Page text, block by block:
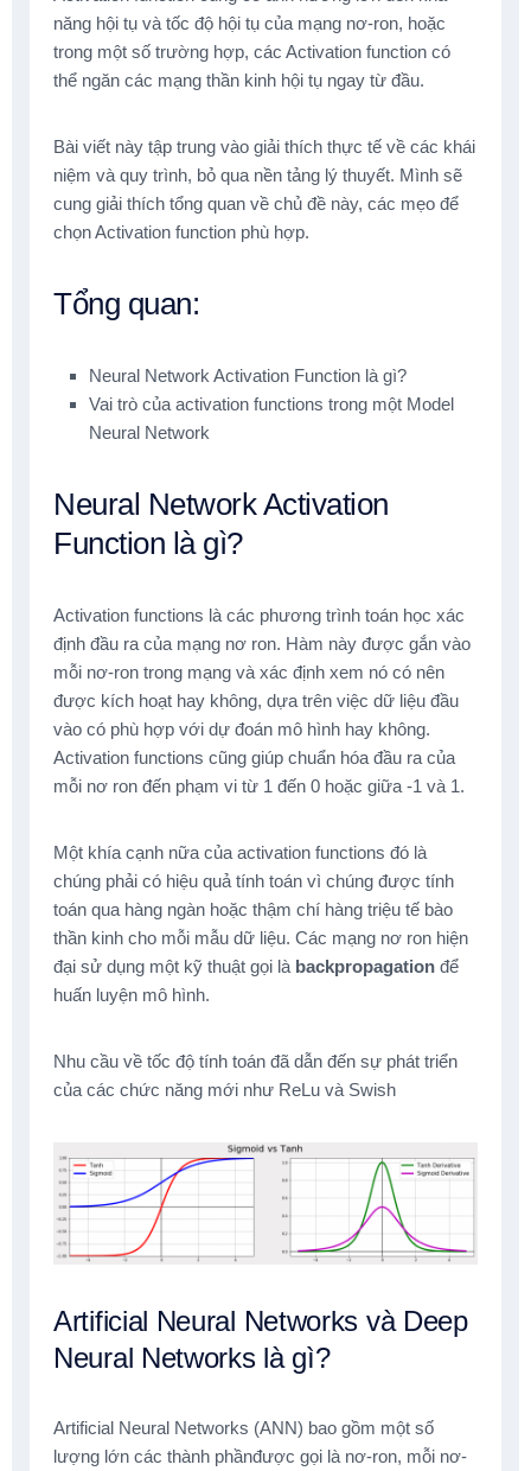
năng hội tụ và tốc độ hội tụ của mạng nơ-ron, hoặc
trong một số trường hợp, các Activation function có
thể ngăn các mạng thần kinh hội tụ ngay từ đầu.
Bài viết này tập trung vào giải thích thực tế về các khái
niệm và quy trình, bỏ qua nền tảng lý thuyết. Mình sẽ
cung giải thích tổng quan về chủ đề này, các mẹo để
chọn Activation function phù hợp.
Tổng quan:
Neural Network Activation Function là gì?
Vai trò của activation functions trong một Model
Neural Network
Neural Network Activation
Function là gì?
Activation functions là các phương trình toán học xác
định đầu ra của mạng nơ ron. Hàm này được gắn vào
mỗi nơ-ron trong mạng và xác định xem nó có nên
được kích hoạt hay không, dựa trên việc dữ liệu đầu
vào có phù hợp với dự đoán mô hình hay không.
Activation functions cũng giúp chuẩn hóa đầu ra của
mỗi nơ ron đến phạm vi từ 1 đến 0 hoặc giữa -1 và 1.
Một khía cạnh nữa của activation functions đó là
chúng phải có hiệu quả tính toán vì chúng được tính
toán qua hàng ngàn hoặc thậm chí hàng triệu tế bào
thần kinh cho mỗi mẫu dữ liệu. Các mạng nơ ron hiện
đại sử dụng một kỹ thuật gọi là backpropagation để
huấn luyện mô hình.
Nhu cầu về tốc độ tính toán đã dẫn đến sự phát triển
của các chức năng mới như ReLu và Swish
Artificial Neural Networks và Deep
Neural Networks là gì?
Artificial Neural Networks (ANN) bao gồm một số
lượng lớn các thành phầnđược gọi là nơ-ron, mỗi nơ-